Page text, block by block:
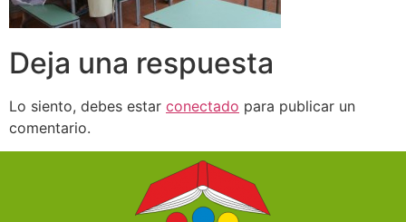
Deja una respuesta
Lo siento, debes estar conectado para publicar un
comentario.